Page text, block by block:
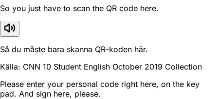
So you just have to scan the QR code here.
Så du måste bara skanna QR-koden här.
Källa: CNN 10 Student English October 2019 Collection
Please enter your personal code right here, on the key
pad. And sign here, please.